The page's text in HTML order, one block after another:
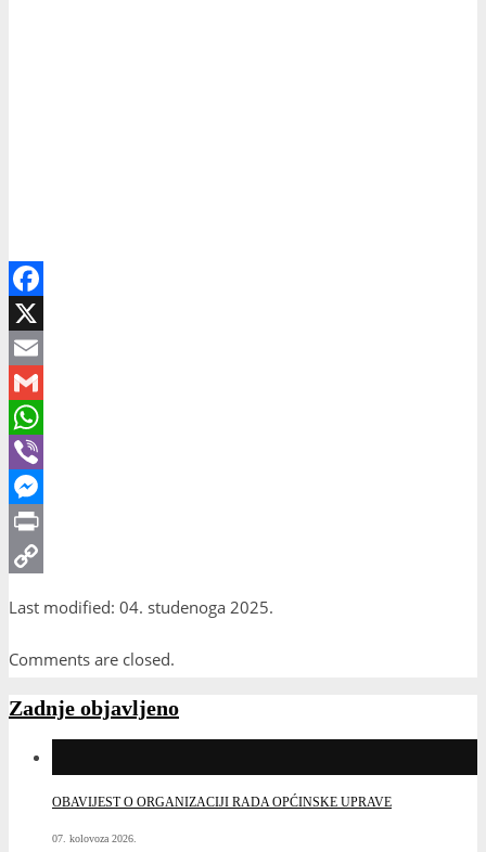
Facebook
X
Email
Gmail
WhatsApp
Viber
Messenger
Print
Last modified: 04. studenoga 2025.
Comments are closed.
Zadnje objavljeno
OBAVIJEST O ORGANIZACIJI RADA OPĆINSKE UPRAVE
07. kolovoza 2026.